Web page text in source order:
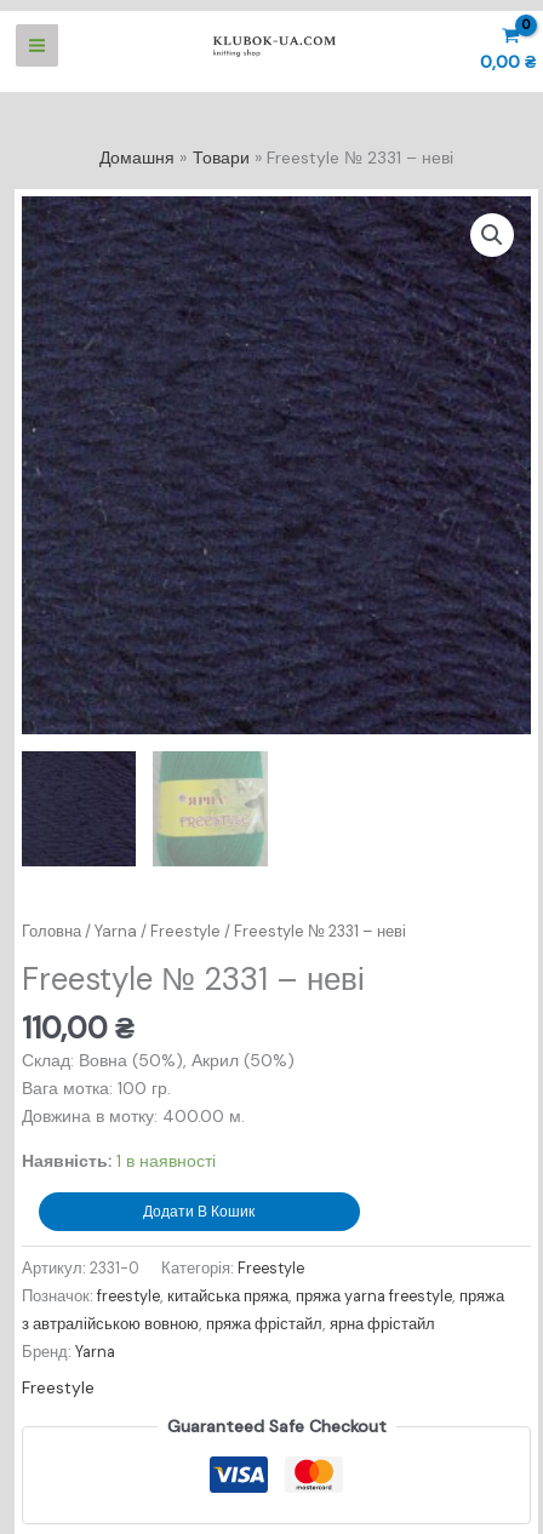
Перейти
0,00 ₴
Домашня Товари Freestyle № 2331 – неві
Головна/Yarna / Freestyle / Freestyle № 2331 – неві
Freestyle № 2331 – неві
110,00₴
Склад: Вовна (50%), Акрил (50%)
Вага мотка: 100 гр.
Довжина в мотку: 400.00 м.
Наявність: 1 в наявності
Freestyle
2331
-
неві
кількість
Додати В Кошик
Артикул: 2331-0 Категорія: Freestyle
Позначок: freestyle, китайська пряжа, пряжа yarna freestyle, пряжа
з автралійською вовною, пряжа фрістайл, ярна фрістайл
Бренд: Yarna
Freestyle
Guaranteed Safe Checkout